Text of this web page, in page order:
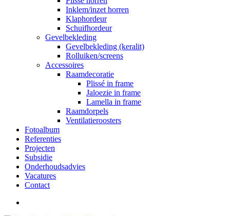
Inklem/inzet horren
Klaphordeur
Schuifhordeur
Gevelbekleding
Gevelbekleding (keralit)
Rolluiken/screens
Accessoires
Raamdecoratie
Plissé in frame
Jaloezie in frame
Lamella in frame
Raamdorpels
Ventilatieroosters
Fotoalbum
Referenties
Projecten
Subsidie
Onderhoudsadvies
Vacatures
Contact